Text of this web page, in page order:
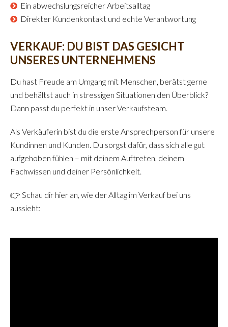
Ein abwechslungsreicher Arbeitsalltag
Direkter Kundenkontakt und echte Verantwortung
VERKAUF: DU BIST DAS GESICHT
UNSERES UNTERNEHMENS
Du hast Freude am Umgang mit Menschen, berätst gerne
und behältst auch in stressigen Situationen den Überblick?
Dann passt du perfekt in unser Verkaufsteam.
Als Verkäuferin bist du die erste Ansprechperson für unsere
Kundinnen und Kunden. Du sorgst dafür, dass sich alle gut
aufgehoben fühlen – mit deinem Auftreten, deinem
Fachwissen und deiner Persönlichkeit.
👉 Schau dir hier an, wie der Alltag im Verkauf bei uns
aussieht: